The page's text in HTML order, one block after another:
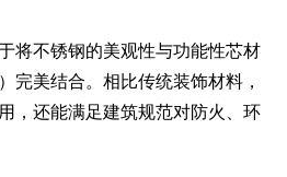
将不锈钢的美观性与功能性芯材
完美结合。相比传统装饰材料，
，还能满足建筑规范对防火、环